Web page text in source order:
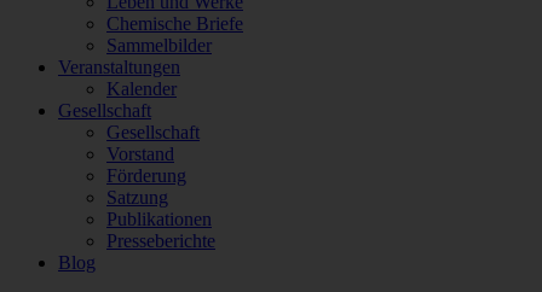
Chemische Briefe
Sammelbilder
Veranstaltungen
Kalender
Gesellschaft
Gesellschaft
Vorstand
Förderung
Satzung
Publikationen
Presseberichte
Blog